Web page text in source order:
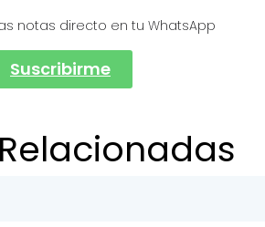
notas directo en tu WhatsApp
Suscribirme